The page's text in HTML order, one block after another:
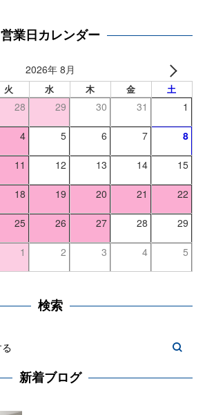
営業日カレンダー
2026年 8月
火 水 木 金 土
28 29 30 31 1
4 5 6 7 8
11 12 13 14 15
18 19 20 21 22
25 26 27 28 29
1 2 3 4 5
検索
新着ブログ